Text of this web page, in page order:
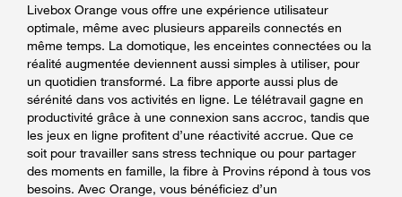
Livebox Orange vous offre une expérience utilisateur
optimale, même avec plusieurs appareils connectés en
même temps. La domotique, les enceintes connectées ou la
réalité augmentée deviennent aussi simples à utiliser, pour
un quotidien transformé. La fibre apporte aussi plus de
sérénité dans vos activités en ligne. Le télétravail gagne en
productivité grâce à une connexion sans accroc, tandis que
les jeux en ligne profitent d’une réactivité accrue. Que ce
soit pour travailler sans stress technique ou pour partager
des moments en famille, la fibre à Provins répond à tous vos
besoins. Avec Orange, vous bénéficiez d’un